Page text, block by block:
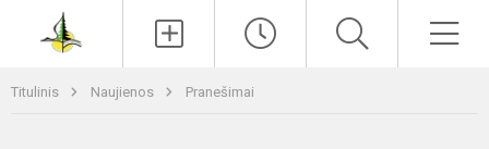
Titulinis Naujienos Pranešimai